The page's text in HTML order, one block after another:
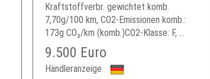
Kraftstoffverbr. gewichtet komb.
7,70g/100 km, CO2-Emissionen komb.:
173g CO₂/km (komb.)CO2-Klasse: F, ...
9.500 Euro
Händleranzeige